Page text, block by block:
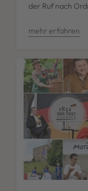
der Ruf nach
mehr erfahren